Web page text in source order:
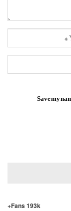
Save my
Fans 193k+